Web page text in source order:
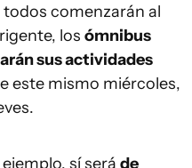
comenzarán al
los ómnibus
sus actividades
este mismo miércoles,
sí será de